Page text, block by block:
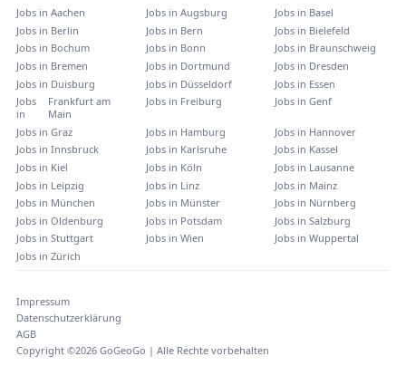
Jobs in Aachen Jobs in Augsburg Jobs in Basel
Jobs in Berlin Jobs in Bern Jobs in Bielefeld
Jobs in Bochum Jobs in Bonn Jobs in Braunschweig
Jobs in Bremen Jobs in Dortmund Jobs in Dresden
Jobs in Duisburg Jobs in Düsseldorf Jobs in Essen
Jobs
in
Frankfurt am
Main
Jobs in Freiburg Jobs inGenf
Jobs in Graz Jobs in Hamburg Jobs in Hannover
Jobs in Innsbruck Jobs in Karlsruhe Jobs in Kassel
Jobs in Kiel Jobs in Köln Jobs in Lausanne
Jobs in Leipzig Jobs in Linz Jobs in Mainz
Jobs in München Jobs in Münster Jobs in Nürnberg
Jobs in Oldenburg Jobs in Potsdam Jobs inSalzburg
Jobs in Stuttgart Jobs in Wien Jobs inWuppertal
Jobs in Zürich
Copyright ©2026GoGeoGo | Alle Rechte vorbehalten
Impressum
Datenschutzerklärung
AGB